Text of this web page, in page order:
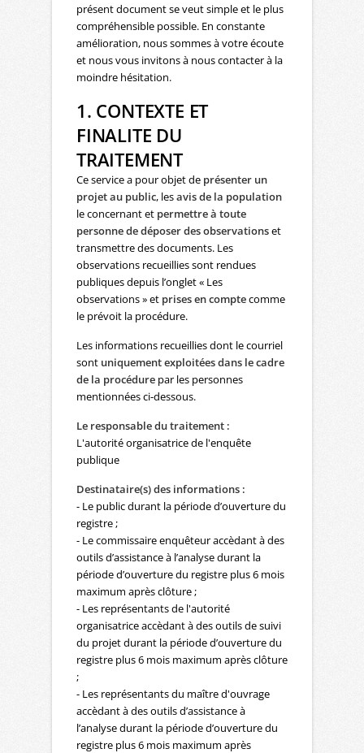
présent document se veut simple et le plus
compréhensible possible. En constante
amélioration, nous sommes à votre écoute
et nous vous invitons à nous contacter à la
moindre hésitation.
1. CONTEXTE ET
FINALITE DU
TRAITEMENT
Ce service a pour objet de présenter un
projet au public, lesavis de la population
le concernant et permettre à toute
personne de déposer des observationset
transmettre des documents. Les
observations recueillies sont rendues
publiques depuis l’onglet « Les
observations » et prises en comptecomme
le prévoit la procédure.
Les informations recueillies dont le courriel
sont uniquement exploitées dans le cadre
de la procédure par les personnes
mentionnées ci-dessous.
Le responsable du traitement :
L'autorité organisatrice de l'enquête
publique
Destinataire(s) des informations :
- Le public durant la période d’ouverture du
registre ;
- Le commissaire enquêteur accèdant à des
outils d’assistance à l’analyse durant la
période d’ouverture du registre plus 6 mois
maximum après clôture ;
- Les représentants de l'autorité
organisatrice accèdant à des outils de suivi
du projet durant la période d’ouverture du
registre plus 6 mois maximum après clôture
;
- Les représentants du maître d'ouvrage
accèdant à des outils d’assistance à
l’analyse durant la période d’ouverture du
registre plus 6 mois maximum après